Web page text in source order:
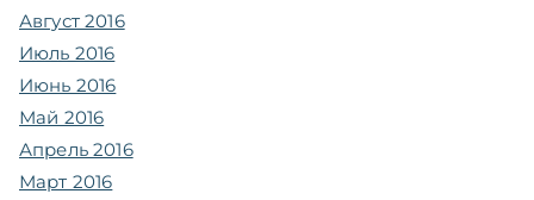
Август 2016
Июль 2016
Июнь 2016
Май 2016
Апрель 2016
Март 2016